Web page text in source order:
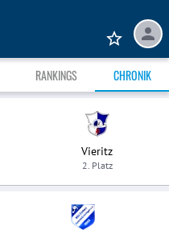
RANKINGS CHRONIK
Vieritz
2. Platz